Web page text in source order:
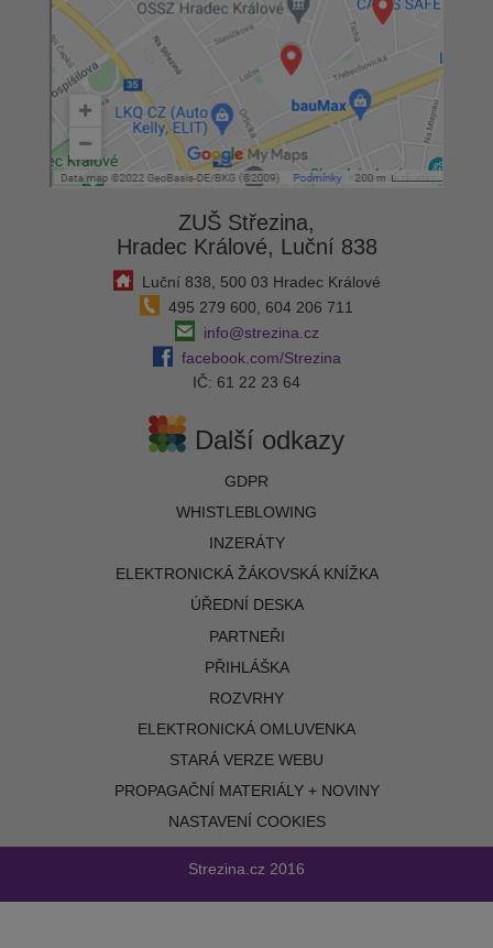
ZUŠ Střezina,
Hradec Králové, Luční 838
Luční 838, 500 03 Hradec Králové
495 279 600, 604 206 711
info@strezina.cz
facebook.com/Strezina
IČ: 61 22 23 64
Další odkazy
GDPR
WHISTLEBLOWING
INZERÁTY
ELEKTRONICKÁ ŽÁKOVSKÁ KNÍŽKA
ÚŘEDNÍ DESKA
PARTNEŘI
PŘIHLÁŠKA
ROZVRHY
ELEKTRONICKÁ OMLUVENKA
STARÁ VERZE WEBU
PROPAGAČNÍ MATERIÁLY + NOVINY
NASTAVENÍ COOKIES
Strezina.cz 2016